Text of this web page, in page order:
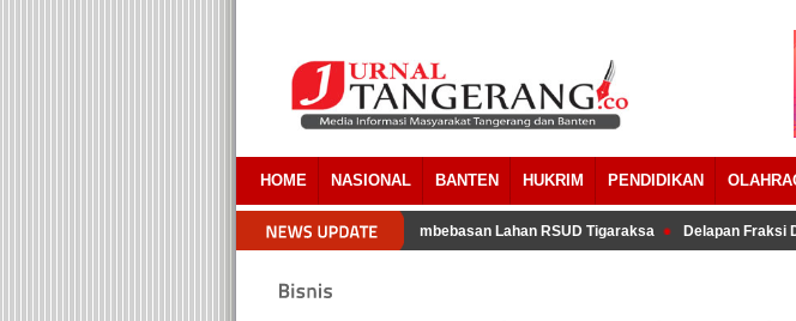
HOME NASIONAL BANTEN HUKRIM PENDIDIKAN
Pemkab Tangerang Akui Ada Overlapping Pada Pembebasan Lahan RSUD Tigaraksa Delapan Fraksi